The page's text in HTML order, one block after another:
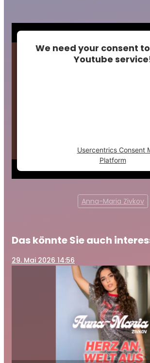
We need your consent
Youtube
Usercentrics Consent
Platform
Anna-Maria Zivkov
Das könnte Sie auch
29. Mai 2026 14:56